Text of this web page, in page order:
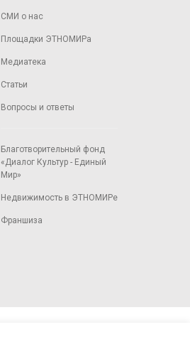
СМИ о нас
Площадки ЭТНОМИРа
Медиатека
Статьи
Вопросы и ответы
Благотворительный фонд
«Диалог Культур - Единый
Мир»
Недвижимость в ЭТНОМИРе
Франшиза